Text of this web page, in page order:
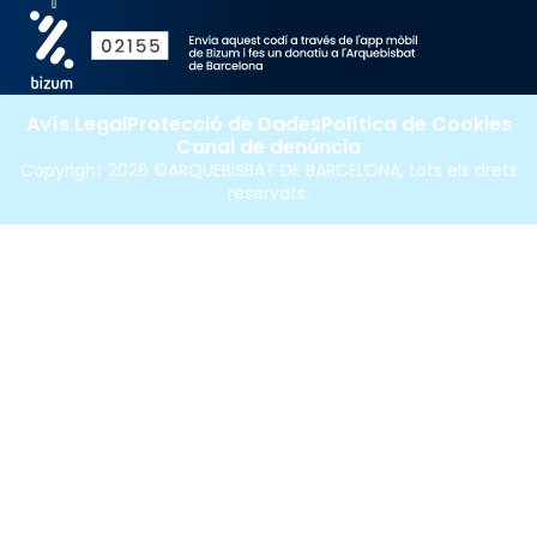
Copyright 2026 ©ARQUEBISBAT DE BARCELONA, tots els drets
reservats.
Avís LegalProtecció de DadesPolítica de Cookies
Canal de denúncia